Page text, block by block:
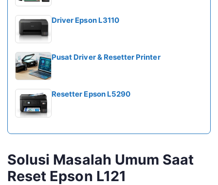
Driver Epson L3110
Pusat Driver & Resetter Printer
Resetter Epson L5290
Solusi Masalah Umum Saat
Reset Epson L121